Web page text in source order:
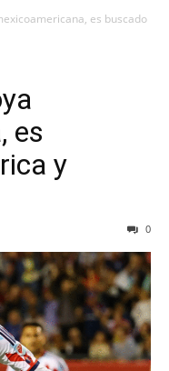
es buscado
es
y
0